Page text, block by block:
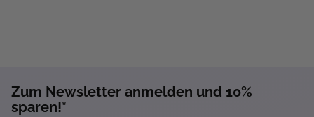
Zum Newsletter anmelden und 10%
sparen!*